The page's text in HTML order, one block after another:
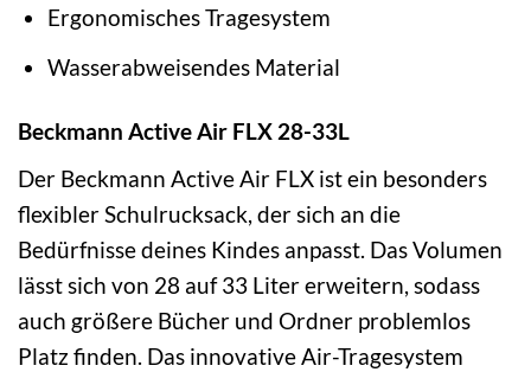
Ergonomisches Tragesystem
Wasserabweisendes Material
Beckmann Active Air FLX 28-33L
Der Beckmann Active Air FLX ist ein besonders
flexibler Schulrucksack, der sich an die
Bedürfnisse deines Kindes anpasst. Das Volumen
lässt sich von 28 auf 33 Liter erweitern, sodass
auch größere Bücher und Ordner problemlos
Platz finden. Das innovative Air-Tragesystem